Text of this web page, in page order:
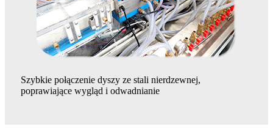
Szybkie połączenie dyszy ze stali nierdzewnej,
poprawiające wygląd i odwadnianie